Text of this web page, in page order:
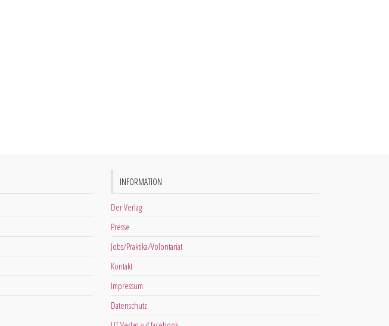
INFORMATION
Der Verlag
Presse
Jobs/Praktika/Volontariat
Kontakt
Impressum
Datenschutz